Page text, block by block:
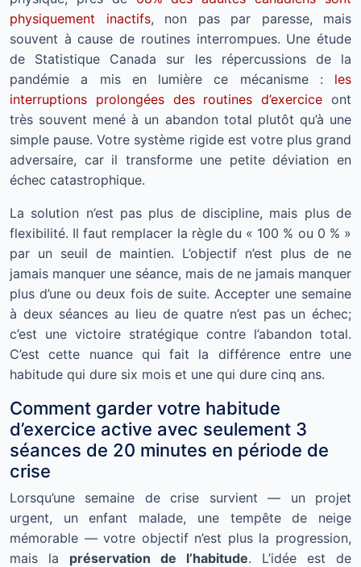
physiquement inactifs, non pas par paresse, mais
souvent à cause de routines interrompues. Une étude
de Statistique Canada sur les répercussions de la
pandémie a mis en lumière ce mécanisme : les
interruptions prolongées des routines d’exercice ont
très souvent mené à un abandon total plutôt qu’à une
simple pause. Votre système rigide est votre plus grand
adversaire, car il transforme une petite déviation en
échec catastrophique.
La solution n’est pas plus de discipline, mais plus de
flexibilité. Il faut remplacer la règle du « 100 % ou 0 % »
par un seuil de maintien. L’objectif n’est plus de ne
jamais manquer une séance, mais de ne jamais manquer
plus d’une ou deux fois de suite. Accepter une semaine
à deux séances au lieu de quatre n’est pas un échec;
c’est une victoire stratégique contre l’abandon total.
C’est cette nuance qui fait la différence entre une
habitude qui dure six mois et une qui dure cinq ans.
Comment garder votre habitude
d’exercice active avec seulement 3
séances de 20 minutes en période de
crise
Lorsqu’une semaine de crise survient — un projet
urgent, un enfant malade, une tempête de neige
mémorable — votre objectif n’est plus la progression,
mais la préservation de l’habitude. L’idée est de